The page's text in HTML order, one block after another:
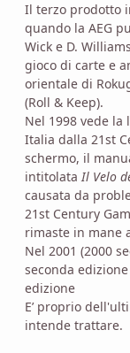
Il terzo prodotto
quando la AEG
Wick e D.
gioco di carte e
orientale di
(Roll & Keep).
Nel 1998 vede
Italia dalla 21st
schermo, il
intitolataIl Velo
causata da
21st Century
rimaste in mane
Nel 2001 (2000
seconda
edizione
E’ proprio
intende trattare.